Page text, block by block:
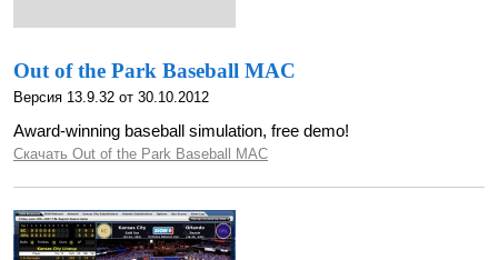
Out of the Park Baseball MAC
Версия 13.9.32 от 30.10.2012
Award-winning baseball simulation, free demo!
Скачать Out of the Park Baseball MAC